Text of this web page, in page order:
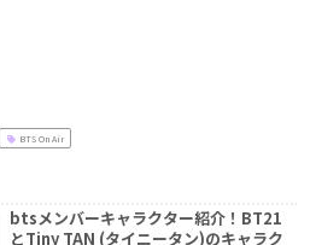
BTS On Air
btsメンバーキャラクター紹介！BT21
とTiny TAN (タイニータン)のキャラク